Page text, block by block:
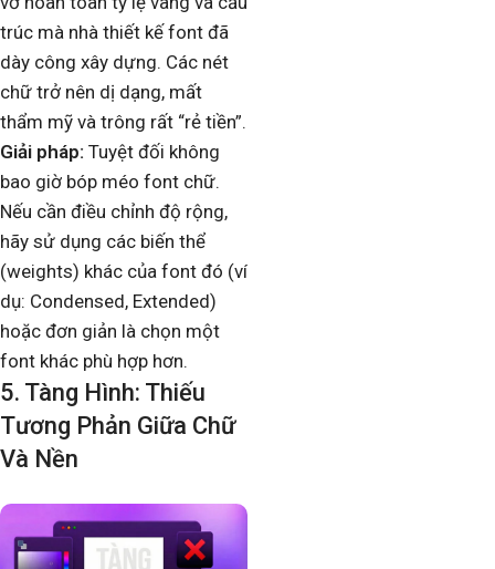
trúc mà nhà thiết kế font đã
dày công xây dựng. Các nét
chữ trở nên dị dạng, mất
thẩm mỹ và trông rất “rẻ tiền”.
Giải pháp: Tuyệt đối không
bao giờ bóp méo font chữ.
Nếu cần điều chỉnh độ rộng,
hãy sử dụng các biến thể
(weights) khác của font đó (ví
dụ: Condensed, Extended)
hoặc đơn giản là chọn một
font khác phù hợp hơn.
5. Tàng Hình: Thiếu
Tương Phản Giữa Chữ
Và Nền